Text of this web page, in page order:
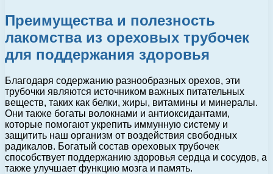
Преимущества и полезность
лакомства из ореховых трубочек
для поддержания здоровья
Благодаря содержанию разнообразных орехов, эти
трубочки являются источником важных питательных
веществ, таких как белки, жиры, витамины и минералы.
Они также богаты волокнами и антиоксидантами,
которые помогают укрепить иммунную систему и
защитить наш организм от воздействия свободных
радикалов. Богатый состав ореховых трубочек
способствует поддержанию здоровья сердца и сосудов, а
также улучшает функцию мозга и память.